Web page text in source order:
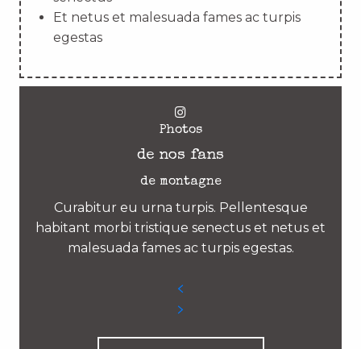
Et netus et malesuada fames ac turpis
egestas
Photos
de nos fans
de montagne
Curabitur eu urna turpis. Pellentesque
habitant morbi tristique senectus et netus et
malesuada fames ac turpis egestas.